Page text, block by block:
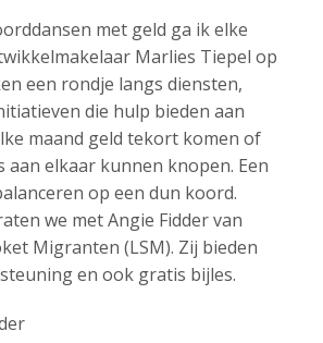
met geld ga ik elke
Marlies Tiepel op
een rondje langs diensten,
die hulp bieden aan
maand geld tekort komen of
aan elkaar kunnen knopen. Een
op een dun koord.
we met Angie Fidder van
Migranten (LSM). Zij bieden
en ook gratis bijles.